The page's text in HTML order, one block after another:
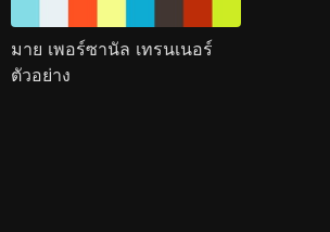
มาย เพอร์ซานัล เทรนเนอร์
ตัวอย่าง